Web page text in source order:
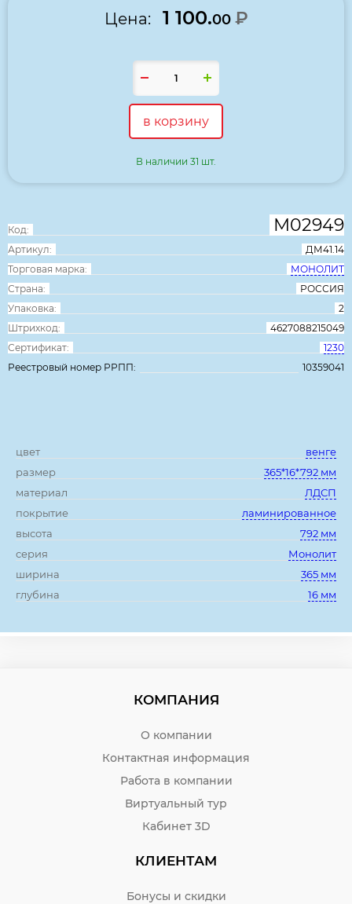
Код: М02949
Артикул:
ДМ41.14
Торговая марка:
МОНОЛИТ
Страна:
РОССИЯ
Упаковка:
2
Штрихкод:
4627088215049
Сертификат:
1230
Реестровый номер РРПП:
10359041
Цена: 1 100.00 ₽
в корзину
В наличии 31 шт.
цвет
венге
размер
365*16*792 мм
материал
ЛДСП
покрытие
ламинированное
высота
792 мм
серия
Монолит
ширина
365 мм
глубина
16 мм
КОМПАНИЯ
О компании
Контактная информация
Работа в компании
Виртуальный тур
Кабинет 3D
КЛИЕНТАМ
Бонусы и скидки